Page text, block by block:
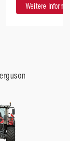
Weitere